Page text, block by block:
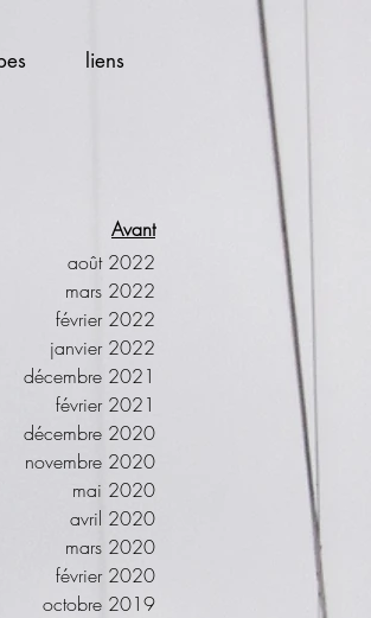
liens
Avant
août 2022
mars 2022
février 2022
janvier 2022
décembre 2021
février 2021
décembre 2020
novembre 2020
mai 2020
avril 2020
mars 2020
février 2020
octobre 2019